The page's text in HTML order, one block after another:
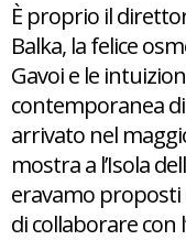
È proprio il
Balka, la felice
Gavoi e le
contemporanea
arrivato nel
mostra a l’Isola
eravamo proposti
di collaborare con